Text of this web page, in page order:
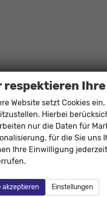
respektieren
Website setzt Cookies
Hierbei
nur die Daten für
für die Sie uns
Ihre Einwilligung
akzeptieren Einstellungen